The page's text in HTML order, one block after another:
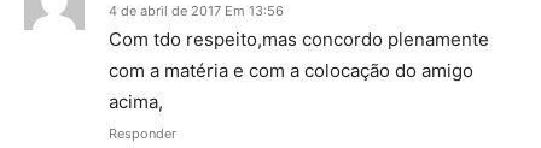
4 de abril de 2017 Em 13:56
Com tdo respeito,mas concordo plenamente
com a matéria e com a colocação do amigo
acima,
Responder